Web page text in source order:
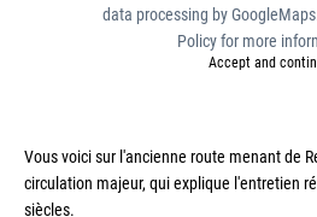
data processing by
Policy for more
Accept and
Vous voici sur l'ancienne route menant de
circulation majeur, qui explique l'entretien
siècles.